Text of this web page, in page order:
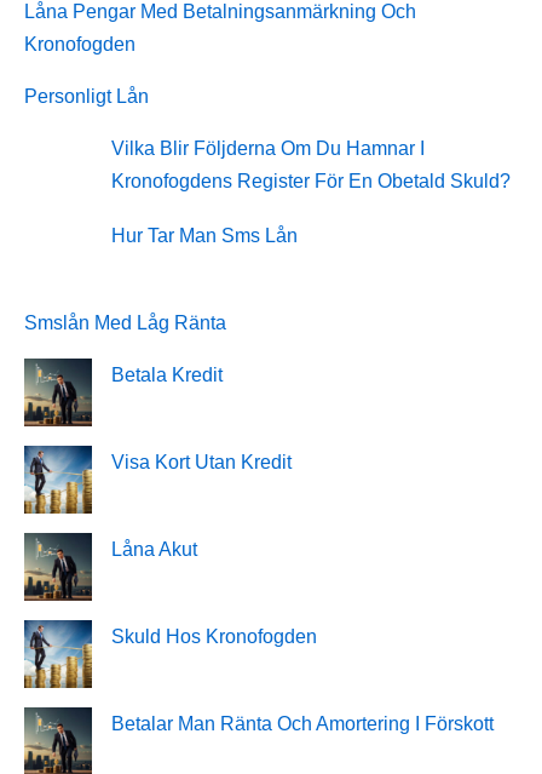
Låna Pengar Med Betalningsanmärkning Och
Kronofogden
Personligt Lån
Vilka Blir Följderna Om Du Hamnar I
Kronofogdens Register För En Obetald Skuld?
Hur Tar Man Sms Lån
Smslån Med Låg Ränta
Betala Kredit
Visa Kort Utan Kredit
Låna Akut
Skuld Hos Kronofogden
Betalar Man Ränta Och Amortering I Förskott